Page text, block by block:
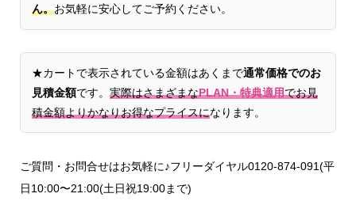
ん。お気軽に安心してご予約ください。
★カートで表示されている金額はあくまで通常価格でのお
見積金額です。 実際はさまざまなPLAN・特典適用でお見
積金額よりかなりお得なプライスになります。
ご質問・お問合せはお気軽に♪フリーダイヤル0120-874-091(平
日10:00〜21:00(土日祝19:00まで)